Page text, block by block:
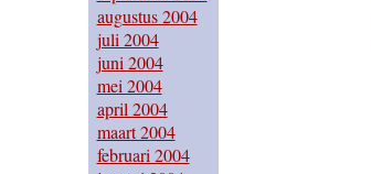
augustus 2004
juli 2004
juni 2004
mei 2004
april 2004
maart 2004
februari 2004